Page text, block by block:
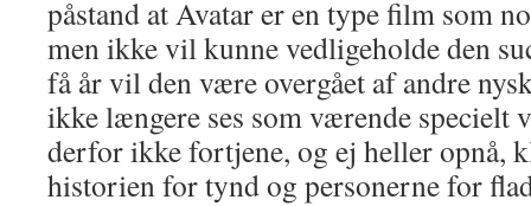
påstand at Avatar er en type film som
men ikke vil kunne vedligeholde den
få år vil den være overgået af andre
ikke længere ses som værende specielt
derfor ikke fortjene, og ej heller opnå,
historien for tynd og personerne for